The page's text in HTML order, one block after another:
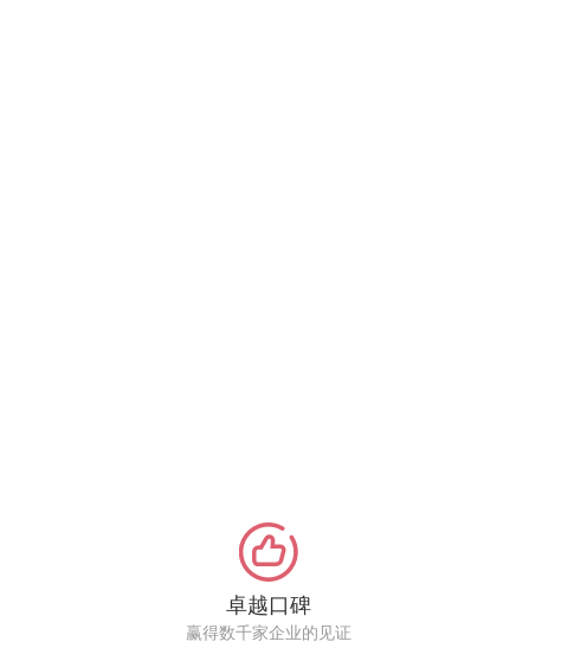
卓越口碑
赢得数千家企业的见证